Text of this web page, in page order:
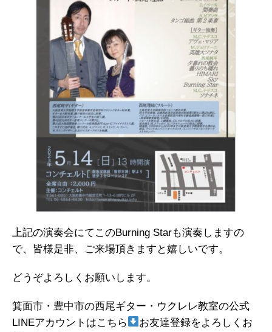
上記の演奏会にてこのBurning Starも演奏しますの
で、皆様是非、ご来場頂きますと嬉しいです。
どうぞよろしくお願いします。
箕面市・豊中市の西尾ギター・ウクレレ教室の公式
LINEアカウントはこちら
お友達登録をよろしくお